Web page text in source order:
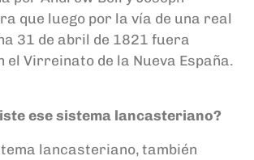
que luego por la vía de una real
31 de abril de 1821 fuera
el Virreinato de la Nueva España.
ese sistema lancasteriano?
lancasteriano, también